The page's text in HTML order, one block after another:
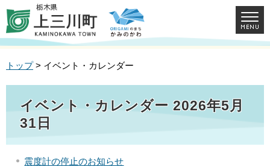
トップ> イベント・カレンダー
イベント・カレンダー 2026年5月
31日
震度計の停止のお知らせ